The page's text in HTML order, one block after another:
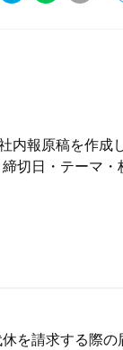
内報原稿を作成
切日・テーマ・
頼をします。こ
の明確な指示や
切日や執筆のテ
の質を高めるこ
を請求する際の